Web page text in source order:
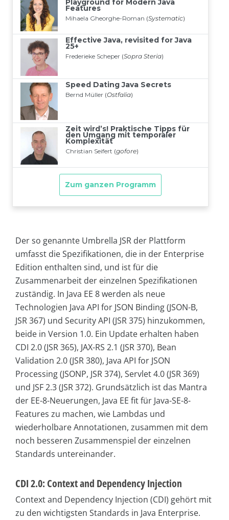
Der so genannte Umbrella JSR der Plattform
umfasst die Spezifikationen, die in der Enterprise
Edition enthalten sind, und ist für die
Zusammenarbeit der einzelnen Spezifikationen
zuständig. In Java EE 8 werden als neue
Technologien Java API for JSON Binding (JSON-B,
JSR 367) und Security API (JSR 375) hinzukommen,
beide in Version 1.0. Ein Update erhalten haben
CDI 2.0 (JSR 365), JAX-RS 2.1 (JSR 370), Bean
Validation 2.0 (JSR 380), Java API for JSON
Processing (JSONP, JSR 374), Servlet 4.0 (JSR 369)
und JSF 2.3 (JSR 372). Grundsätzlich ist das Mantra
der EE-8-Neuerungen, Java EE fit für Java-SE-8-
Features zu machen, wie Lambdas und
wiederholbare Annotationen, zusammen mit dem
noch besseren Zusammenspiel der einzelnen
Standards untereinander.
CDI 2.0: Context and Dependency Injection
Context and Dependency Injection (CDI) gehört mit
zu den wichtigsten Standards in Java Enterprise.